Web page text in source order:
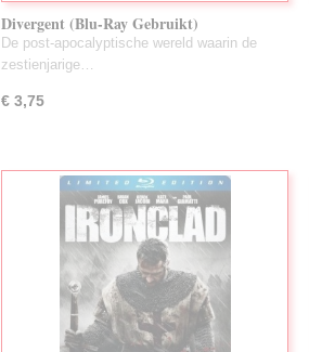
Divergent (Blu-Ray Gebruikt)
De post-apocalyptische wereld waarin de
zestienjarige…
€ 3,75